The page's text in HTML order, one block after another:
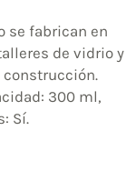
se fabrican en
de vidrio y
300 ml,
Sí.